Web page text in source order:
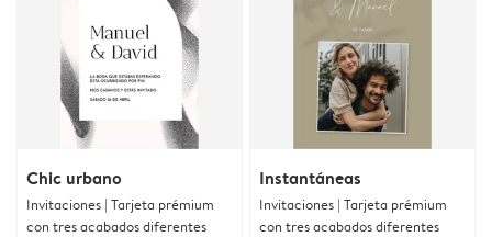
Chic urbano
Invitaciones | Tarjeta prémium
con tres acabados diferentes
Instantáneas
Invitaciones | Tarjeta prémium
con tres acabados diferentes